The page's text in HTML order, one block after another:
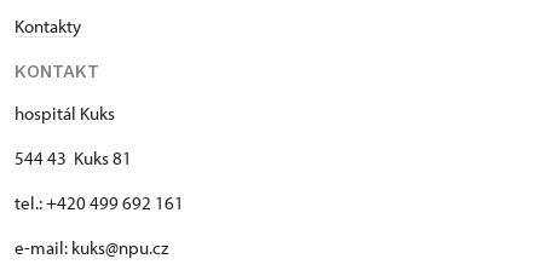
Kontakty
KONTAKT
hospitál Kuks
544 43 Kuks 81
tel.: +420 499 692 161
e-mail: kuks@npu.cz